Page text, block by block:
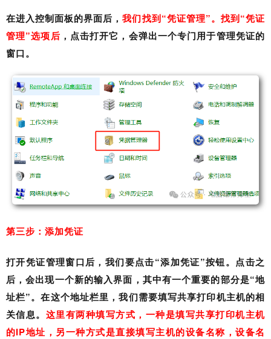
在进入控制面板的界面后，我们找到“凭证管理”。找到“凭证
管理”选项后 ，点击打开它，会弹出一个专门用于管理凭证的
窗口。
第三步：添加凭证
打开凭证管理窗口后，我们要点击“添加凭证”按钮。点击之
后，会出现一个新的输入界面，其中有一个重要的部分是“地
址栏”。在这个地址栏里，我们需要填写共享打印机主机的相
关信息。 这里有两种填写方式，一种是填写共享打印机主机
的IP地址，另一种方式是直接填写主机的设备名称，设备名